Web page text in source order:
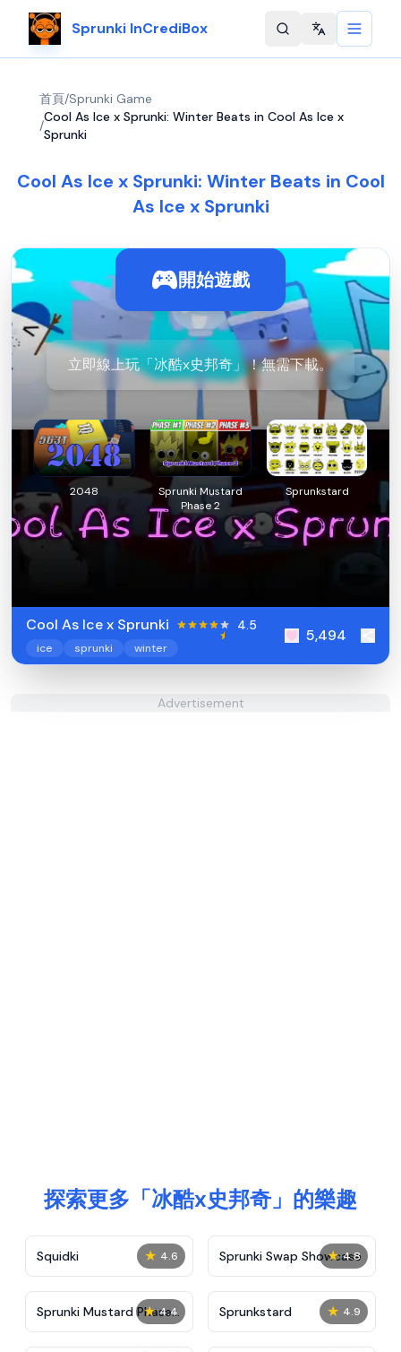
Sprunki InCrediBox Change
首頁/Sprunki Game
/
Cool As Ice x Sprunki: Winter Beats in Cool As Ice x
Sprunki
Cool As Ice x Sprunki: Winter Beats in Cool
As Ice x Sprunki
開始遊戲
立即線上玩「冰酷x史邦奇」！無需下載。
2048
Sprunki Mustard
Phase 2
Sprunkstard
Cool As Ice x Sprunki 4.5
ice sprunki winter
5,494
Advertisement
探索更多「冰酷x史邦奇」的樂趣
★ 4.6
Squidki ★ 4.8
Sprunki Swap Showcase
★ 4.4
Sprunki Mustard Phase
2
★ 4.9
Sprunkstard